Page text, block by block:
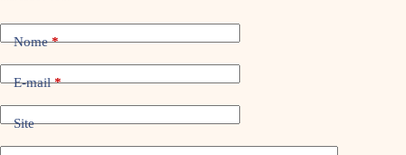
Nome*
E-mail*
Site